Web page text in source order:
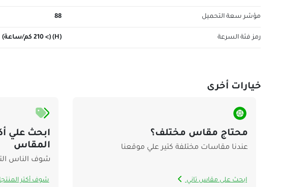
مؤشر سعة التحميل 88
رمز فئة السرعة (H) (> 210 كم/ساعة)
خيارات أخرى
محتاج مقاس مختلف؟
عندنا مقاسات مختلفة كتير علي موقعنا
ابحث على مقاس تاني
ابحث علي
المقاس
شوف الناس
شوف أكتر